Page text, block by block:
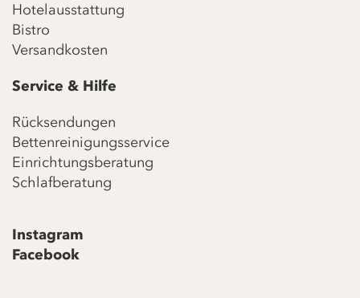
Hotelausstattung
Bistro
Versandkosten
Service & Hilfe
Rücksendungen
Bettenreinigungsservice
Einrichtungsberatung
Schlafberatung
Instagram
Facebook